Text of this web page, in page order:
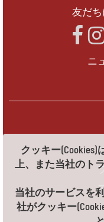
クッキー
上、また当社のト
当社のサービスを
社がクッキー
友だち
ニ